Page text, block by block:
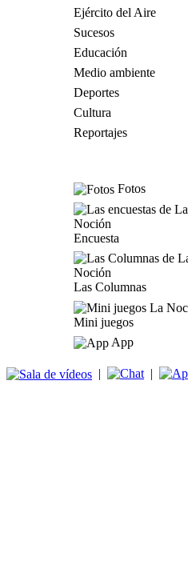
Ejército del Aire
Sucesos
Educación
Medio ambiente
Deportes
Cultura
Reportajes
Fotos
Encuesta
Las Columnas
Mini juegos
App
| |